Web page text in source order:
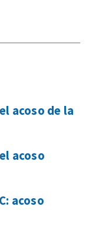
acoso de la
acoso
acoso